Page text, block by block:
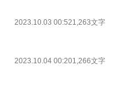
2023.10.03 00:521,263文字
2023.10.04 00:201,266文字